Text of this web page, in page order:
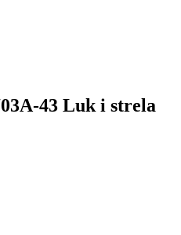
43 Luk i strela